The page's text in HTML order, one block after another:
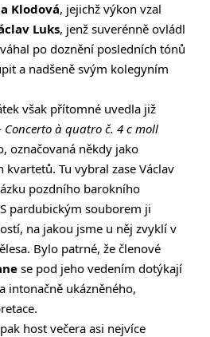
Klodová, jejichž výkon vzal
Luks, jenž suverénně ovládl
po doznění posledních tónů
a nadšeně svým kolegyním
však přítomné uvedla již
Concerto à quatro č. 4 c moll
označovaná někdy jako
kvartetů. Tu vybral zase Václav
pozdního barokního
pardubickým souborem ji
na jakou jsme u něj zvyklí v
Bylo patrné, že členové
se pod jeho vedením dotýkají
intonačně ukázněného,
host večera asi nejvíce